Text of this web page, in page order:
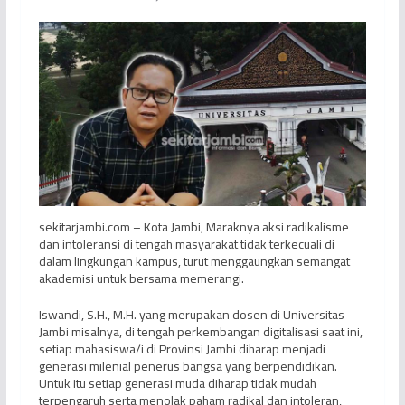
sekitarjambi.com – Kota Jambi, Maraknya aksi radikalisme
dan intoleransi di tengah masyarakat tidak terkecuali di
dalam lingkungan kampus, turut menggaungkan semangat
akademisi untuk bersama memerangi.
Iswandi, S.H., M.H. yang merupakan dosen di Universitas
Jambi misalnya, di tengah perkembangan digitalisasi saat ini,
setiap mahasiswa/i di Provinsi Jambi diharap menjadi
generasi milenial penerus bangsa yang berpendidikan.
Untuk itu setiap generasi muda diharap tidak mudah